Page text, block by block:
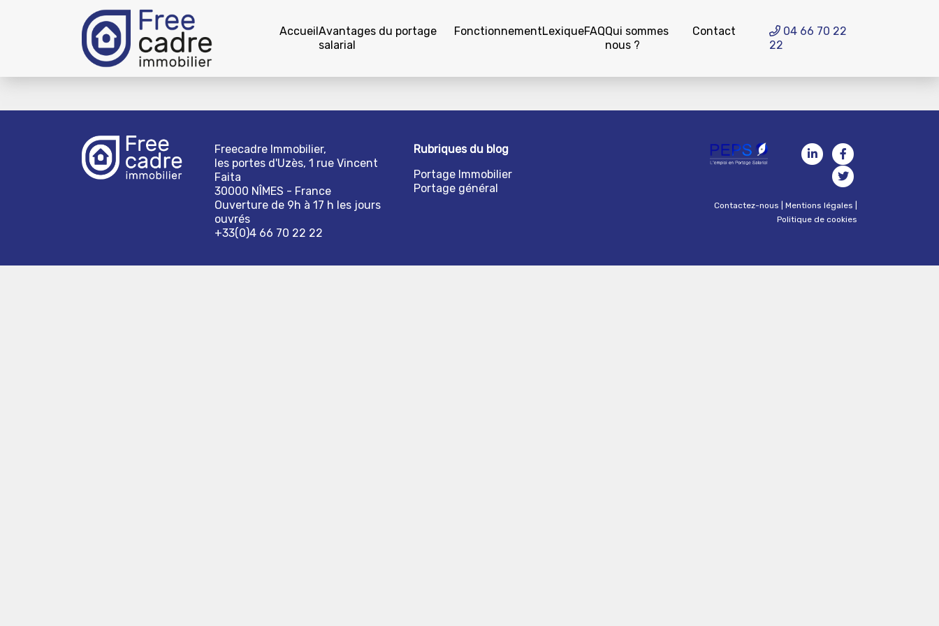
AccueilAvantages du portage
salarial
FonctionnementLexiqueFAQQui sommes
nous ?
Contact
04 66 70 22
22
Freecadre Immobilier,
les portes d'Uzès, 1 rue Vincent
Faita
30000 NÎMES - France
Ouverture de 9h à 17 h les jours
ouvrés
+33(0)4 66 70 22 22
Rubriques du blog
Portage Immobilier
Portage général
Contactez-nous Mentions légales
Politique de cookies